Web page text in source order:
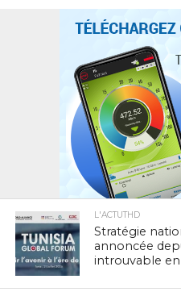
L'ACTUTHD
Stratégie
annoncée
introuvable